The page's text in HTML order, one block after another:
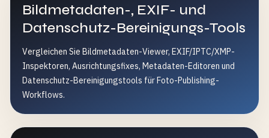
Bildmetadaten-, EXIF- und
Datenschutz-Bereinigungs-Tools
Vergleichen Sie Bildmetadaten-Viewer, EXIF/IPTC/XMP-
Inspektoren, Ausrichtungsfixes, Metadaten-Editoren und
Datenschutz-Bereinigungstools für Foto-Publishing-
Workflows.